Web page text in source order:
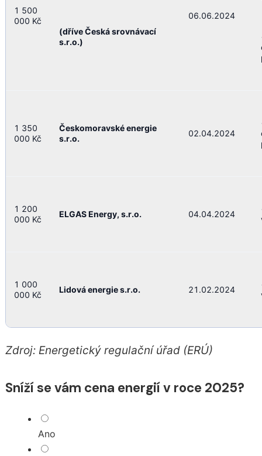
1 500
000 Kč
(dříve Česká srovnávací
s.r.o.)
06.06.2024
1 350
000 Kč
Českomoravské energie
s.r.o.
02.04.2024
1 200
000 Kč
ELGAS Energy, s.r.o. 04.04.2024
1 000
000 Kč
Lidová energie s.r.o. 21.02.2024
Zdroj: Energetický regulační úřad (ERÚ)
Sníží se vám cena energií v roce 2025?
Ano